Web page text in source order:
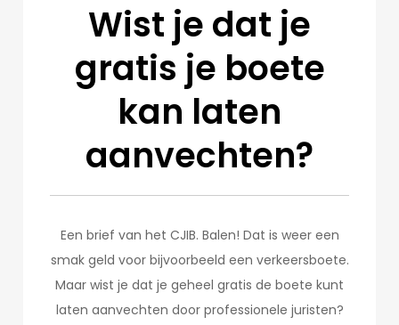
Wist je dat je
gratis je boete
kan laten
aanvechten?
Een brief van het CJIB. Balen! Dat is weer een
smak geld voor bijvoorbeeld een verkeersboete.
Maar wist je dat je geheel gratis de boete kunt
laten aanvechten door professionele juristen?